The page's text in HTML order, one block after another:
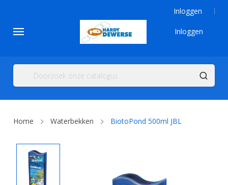
Inloggen
Inloggen
Home Waterbekken BiotoPond 500ml JBL